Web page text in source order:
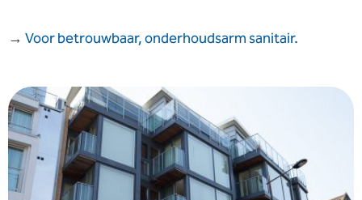
→ Voor betrouwbaar, onderhoudsarm sanitair.